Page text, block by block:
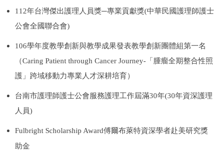
碩士班
國際博士班
獎學金
教室借用(限學系IP)
112年台灣傑出護理人員獎─專業貢獻獎(中華民國護理師護士
公會全國聯合會)
106學年度教學創新與教學成果發表教學創新團體組第一名
（Caring Patient through Cancer Journey-「腫瘤全期整合性照
護」跨域移動力專業人才深耕培育）
台南市護理師護士公會服務護理工作屆滿30年(30年資深護理
人員)
Fulbright Scholarship Award傅爾布萊特資深學者赴美研究獎
助金